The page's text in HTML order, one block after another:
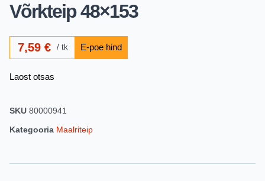
Võrkteip 48×153
7,59€ tk
Laost otsas
SKU 80000941
Kategooria Maalriteip